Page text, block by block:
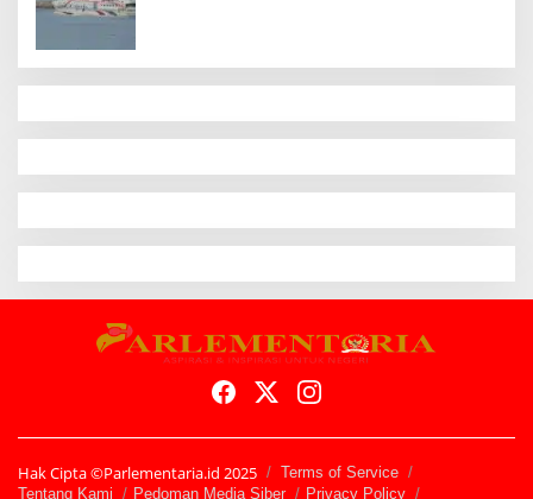
Hak Cipta ©Parlementaria.id 2025
Terms of Service
Tentang Kami
Pedoman Media Siber Privacy Policy